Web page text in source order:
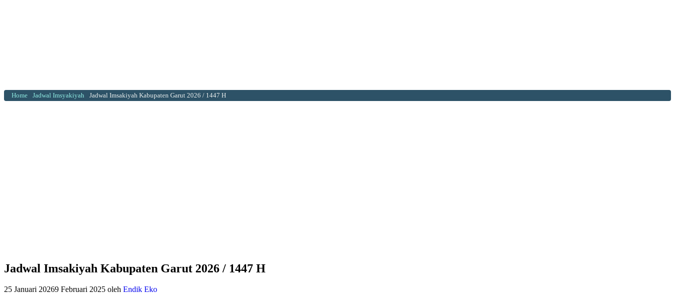
Home Jadwal Imsyakiyah Jadwal Imsakiyah Kabupaten Garut 2026 / 1447 H
Jadwal Imsakiyah Kabupaten Garut 2026 / 1447 H
25 Januari 20269 Februari 2025 oleh Endik Eko